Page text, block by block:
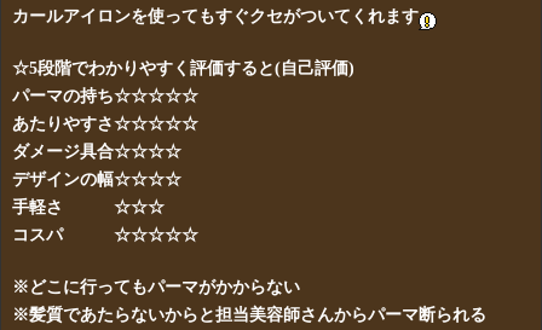
カールアイロンを使ってもすぐクセがついてくれます
☆5段階でわかりやすく評価すると(自己評価)
パーマの持ち☆☆☆☆☆
あたりやすさ☆☆☆☆☆
ダメージ具合☆☆☆☆
デザインの幅☆☆☆☆
手軽さ ☆☆☆
コスパ ☆☆☆☆☆
※どこに行ってもパーマがかからない
※髪質であたらないからと担当美容師さんからパーマ断られる